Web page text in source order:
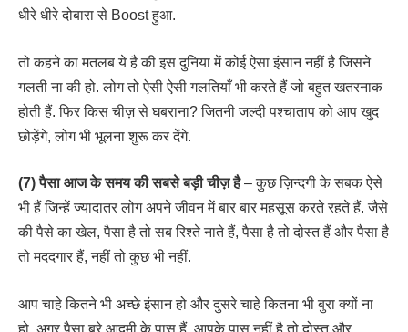
धीरे धीरे दोबारा से Boost हुआ.
तो कहने का मतलब ये है की इस दुनिया में कोई ऐसा इंसान नहीं है जिसने
गलती ना की हो. लोग तो ऐसी ऐसी गलतियाँ भी करते हैं जो बहुत खतरनाक
होती हैं. फिर किस चीज़ से घबराना? जितनी जल्दी पश्चाताप को आप खुद
छोड़ेंगे, लोग भी भूलना शुरू कर देंगे.
(7) पैसा आज के समय की सबसे बड़ी चीज़ है– कुछ ज़िन्दगी के सबक ऐसे
भी हैं जिन्हें ज्यादातर लोग अपने जीवन में बार बार महसूस करते रहते हैं. जैसे
की पैसे का खेल, पैसा है तो सब रिश्ते नाते हैं, पैसा है तो दोस्त हैं और पैसा है
तो मददगार हैं, नहीं तो कुछ भी नहीं.
आप चाहे कितने भी अच्छे इंसान हो और दुसरे चाहे कितना भी बुरा क्यों ना
हो. अगर पैसा बुरे आदमी के पास हैं, आपके पास नहीं है तो दोस्त और